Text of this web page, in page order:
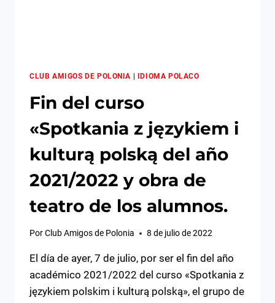
CLUB AMIGOS DE POLONIA | IDIOMA POLACO
Fin del curso
«Spotkania z językiem i
kulturą polską del año
2021/2022 y obra de
teatro de los alumnos.
PorClub Amigos de Polonia 8 de julio de 2022
El día de ayer, 7 de julio, por ser el fin del año
académico 2021/2022 del curso «Spotkania z
językiem polskim i kulturą polską», el grupo de